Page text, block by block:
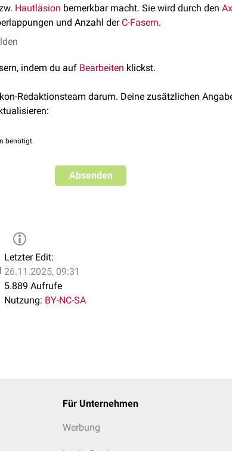
Hautläsion bemerkbar macht. Sie wird durch den
und Anzahl der C-Fasern.
indem du auf Bearbeiten klickst.
Redaktionsteam darum. Deine zusätzlichen
benötigt.
Absenden
Letzter Edit:
26.11.2025, 09:31
5.889 Aufrufe
Nutzung: BY-NC-SA
Für Unternehmen
Werbung